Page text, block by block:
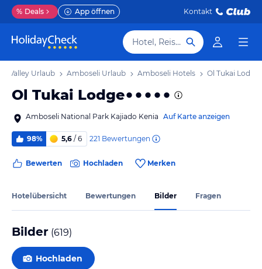
% Deals App öffnen Kontakt
Hotel, Reiseziel
Valley Urlaub Amboseli Urlaub Amboseli Hotels Ol Tukai Lodge
Ol Tukai Lodge
Amboseli National Park Kajiado Kenia Auf Karte anzeigen
98% 5,6 / 6 221 Bewertungen
Bewerten Hochladen Merken
Hotelübersicht Bewertungen Bilder Fragen
Bilder (619)
Hochladen